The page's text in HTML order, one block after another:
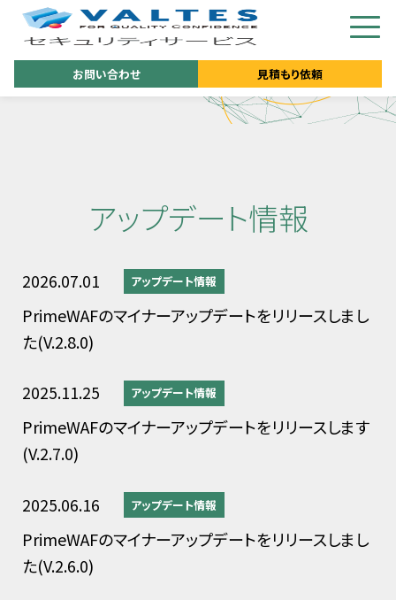
お問い合わせ 見積もり依頼
アップデート情報
2026.07.01 アップデート情報
PrimeWAFのマイナーアップデートをリリースしまし
た(V.2.8.0)
2025.11.25 アップデート情報
PrimeWAFのマイナーアップデートをリリースします
(V.2.7.0)
2025.06.16 アップデート情報
PrimeWAFのマイナーアップデートをリリースしまし
た(V.2.6.0)